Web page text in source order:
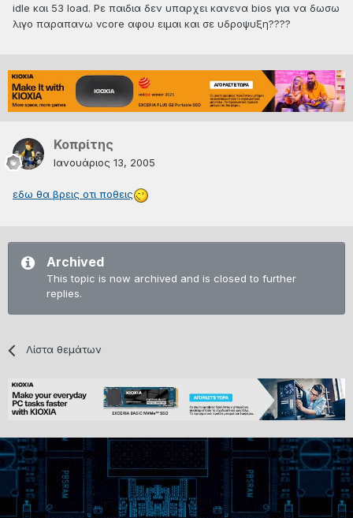
idle και 53 load. Ρε παιδια δεν υπαρχει κανενα bios για να δωσω
λιγο παραπανω vcore αφου ειμαι και σε υδροψυξη????
Κοπρίτης
Ιανουάριος 13, 2005
εδω θα βρεις οτι ποθεις
Archived
This topic is now archived and is closed to further
replies.
Λίστα θεμάτων